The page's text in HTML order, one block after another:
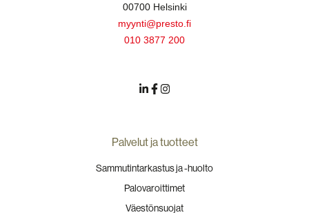
00700 Helsinki
myynti@presto.fi
010 3877 200
Palvelut ja tuotteet
Sammutintarkastus ja -huolto
Palovaroittimet
Väestönsuojat